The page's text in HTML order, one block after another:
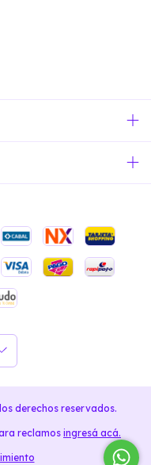
derechos reservados.
reclamosingresá acá.